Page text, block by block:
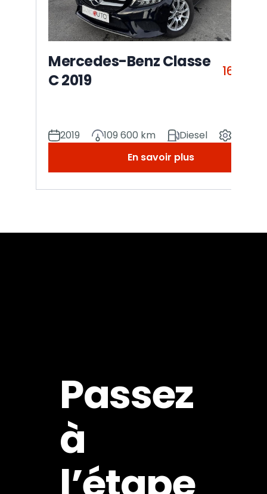
Mercedes-Benz Classe
C 2019
16 990
2019 109 600 km Diesel
En savoir plus
Passez
à